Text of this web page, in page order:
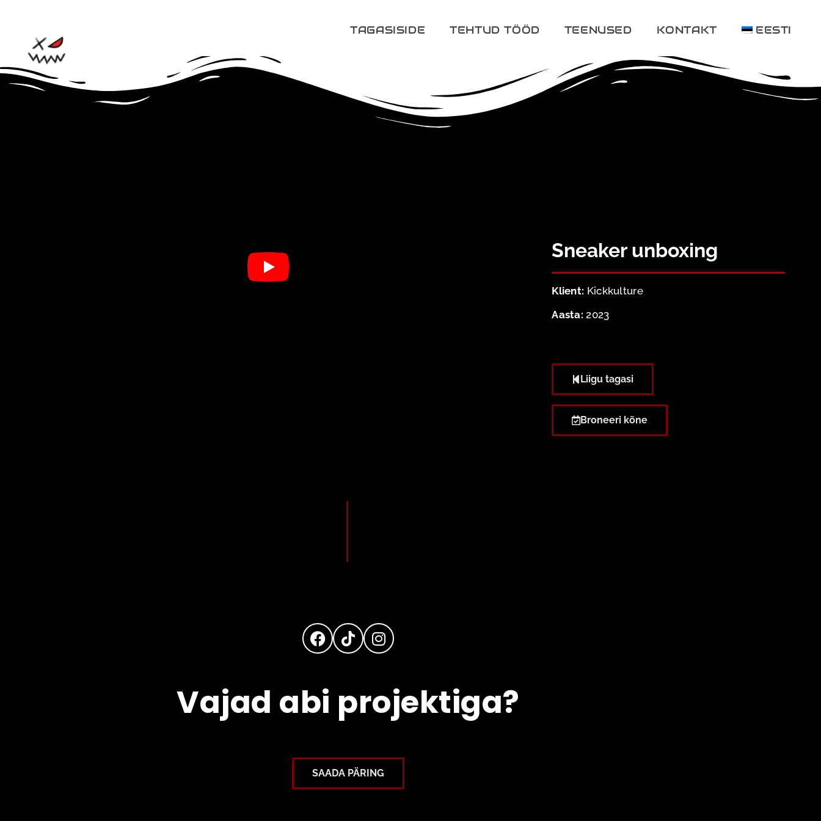
TAGASISIDE TEHTUD TÖÖD TEENUSED KONTAKT EESTI
Sneaker unboxing
Klient: Kickkulture
Aasta: 2023
Liigu tagasi
Broneeri kõne
Vajad abi projektiga?
SAADA PÄRING